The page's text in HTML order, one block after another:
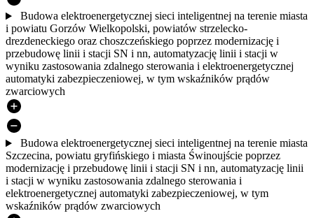
Budowa elektroenergetycznej sieci inteligentnej na terenie miasta
i powiatu Gorzów Wielkopolski, powiatów strzelecko-
drezdeneckiego oraz choszczeńskiego poprzez modernizację i
przebudowę linii i stacji SN i nn, automatyzację linii i stacji w
wyniku zastosowania zdalnego sterowania i elektroenergetycznej
automatyki zabezpieczeniowej, w tym wskaźników prądów
zwarciowych
Budowa elektroenergetycznej sieci inteligentnej na terenie miasta
Szczecina, powiatu gryfińskiego i miasta Świnoujście poprzez
modernizację i przebudowę linii i stacji SN i nn, automatyzację linii
i stacji w wyniku zastosowania zdalnego sterowania i
elektroenergetycznej automatyki zabezpieczeniowej, w tym
wskaźników prądów zwarciowych